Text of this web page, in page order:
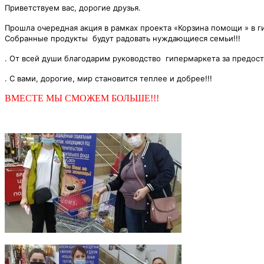
Приветствуем вас, дорогие друзья.
Прошла очередная акция в рамках проекта «Корзина помощи » в
Собранные продукты будут радовать нуждающиеся семьи!!!
. От всей души благодарим руководство гипермаркета за
. С вами, дорогие, мир становится теплее и добрее!!!
ВМЕСТЕ МЫ СМОЖЕМ БОЛЬШЕ!!!